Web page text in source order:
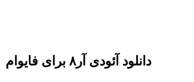
دانلود آئودی آر۸ برای فایوام